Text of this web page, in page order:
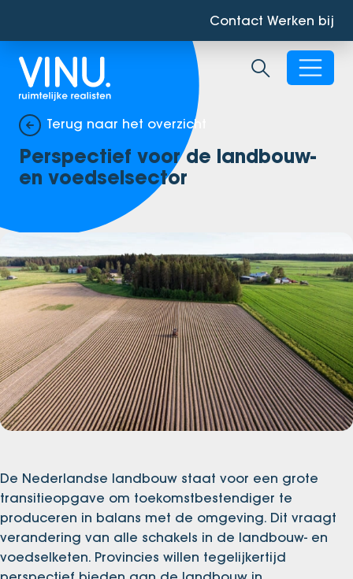
Contact Werken bij
Zoekbalk
Terug naar het overzicht
Perspectief voor de landbouw-
en voedselsector
De Nederlandse landbouw staat voor een grote
transitieopgave om toekomstbestendiger te
produceren in balans met de omgeving. Dit vraagt
verandering van alle schakels in de landbouw- en
voedselketen. Provincies willen tegelijkertijd